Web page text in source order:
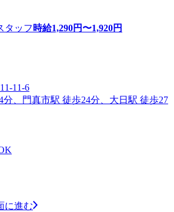
タッフ 時給1,290円〜1,920円
11-6
分、門真市駅 徒歩24分、大日駅 徒歩27
に進む